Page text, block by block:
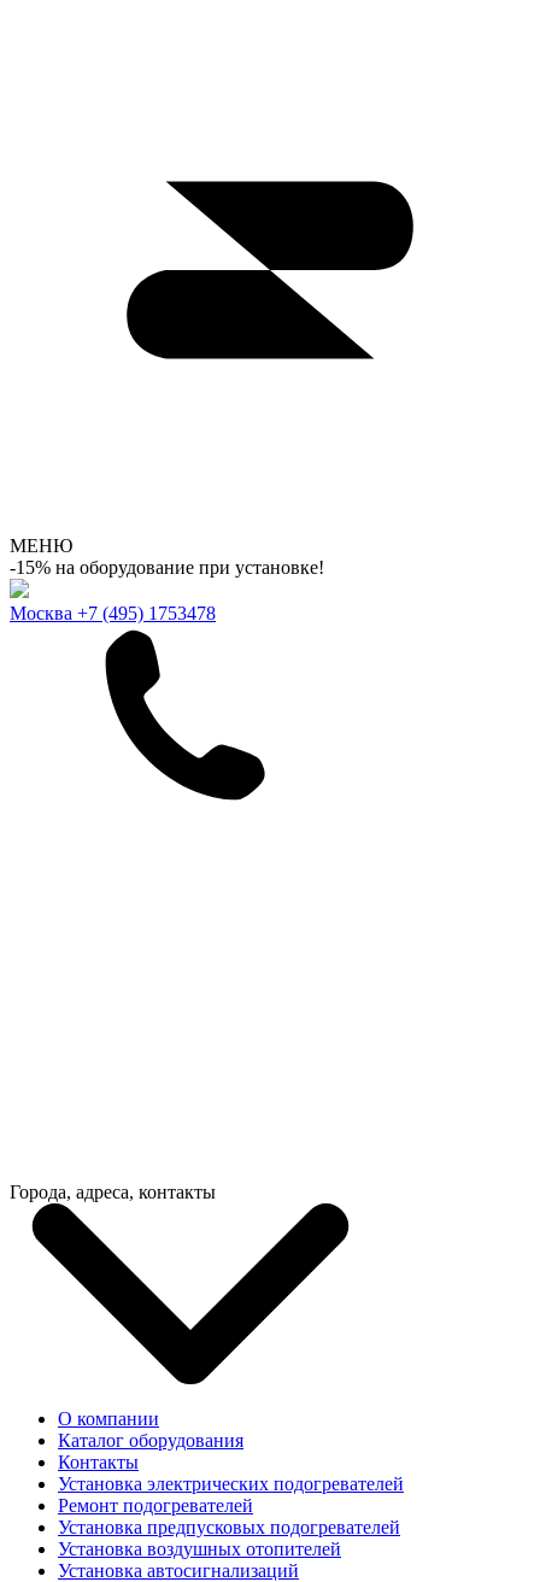
МЕНЮ
-15% на оборудование при установке!
Москва +7 (495) 1753478
Города, адреса, контакты
О компании
Каталог оборудования
Контакты
Установка электрических подогревателей
Ремонт подогревателей
Установка предпусковых подогревателей
Установка воздушных отопителей
Установка автосигнализаций